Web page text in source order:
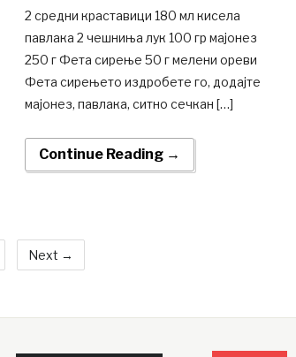
2 средни краставици 180 мл кисела
павлака 2 чешниња лук 100 гр мајонез
250 г Фета сирење 50 г мелени ореви
Фета сирењето издробете го, додајте
мајонез, павлака, ситно сечкан […]
Continue Reading →
Next →